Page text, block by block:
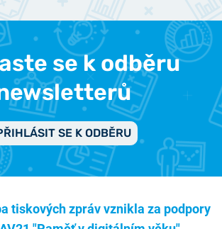
se k odběru
SE K ODBĚRU
tiskových zpráv vznikla za podpory